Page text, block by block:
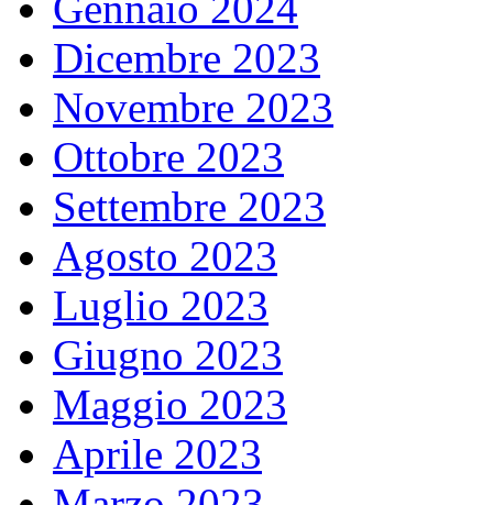
Dicembre 2023
Novembre 2023
Ottobre 2023
Settembre 2023
Agosto 2023
Luglio 2023
Giugno 2023
Maggio 2023
Aprile 2023